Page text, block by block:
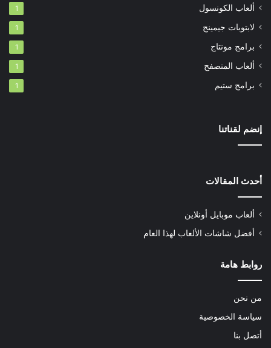
ألعاب الكونسول 1
لابتوبات جيمينج 1
برامج مونتاج 1
ألعاب المتصفح 1
برامج ستيم 1
إنضم لقناتنا
أحدث المقالات
ألعاب موبايل أونلاين
أفضل شاشات الألعاب لهذا العام
روابط هامة
من نحن
سياسة الخصوصية
أتصل بنا